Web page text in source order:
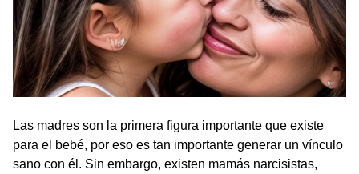
Las madres son la primera figura importante que existe
para el bebé, por eso es tan importante generar un vínculo
sano con él. Sin embargo, existen mamás narcisistas,